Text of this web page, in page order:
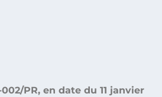
PR, en date du 11 janvier